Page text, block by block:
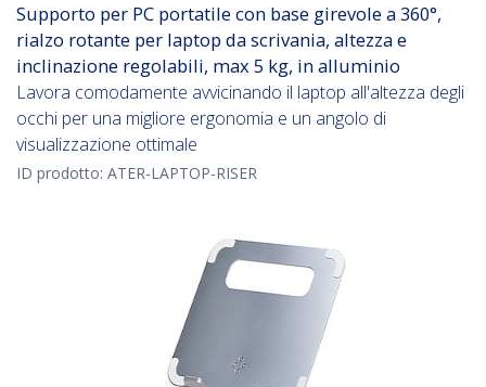
Supporto per PC portatile con base girevole a 360°,
rialzo rotante per laptop da scrivania, altezza e
inclinazione regolabili, max 5 kg, in alluminio
Lavora comodamente avvicinando il laptop all'altezza degli
occhi per una migliore ergonomia e un angolo di
visualizzazione ottimale
ID prodotto: ATER-LAPTOP-RISER